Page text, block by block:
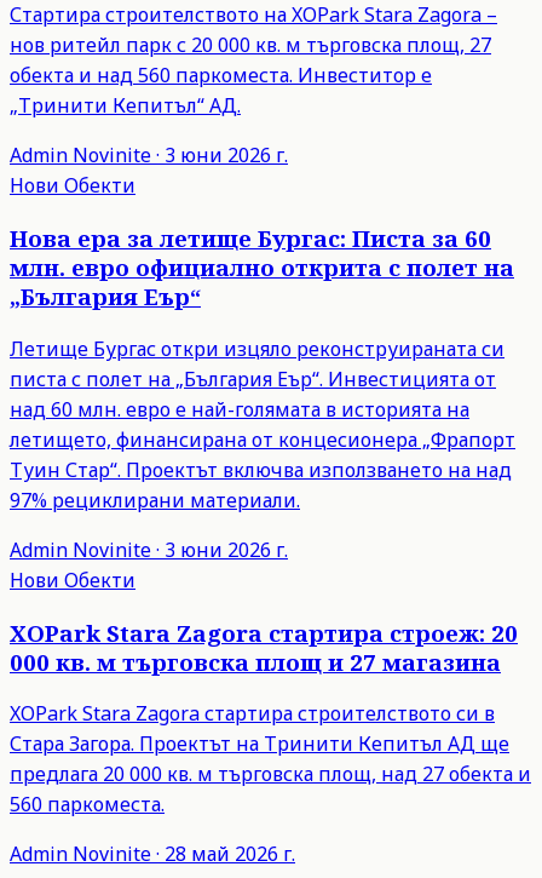
Стартира строителството на XOPark Stara Zagora –
нов ритейл парк с 20 000 кв. м търговска площ, 27
обекта и над 560 паркоместа. Инвеститор е
„Тринити Кепитъл“ АД.
Admin Novinite· 3 юни 2026 г.
Нови Обекти
Нова ера за летище Бургас: Писта за 60
млн. евро официално открита с полет на
„България Еър“
Летище Бургас откри изцяло реконструираната си
писта с полет на „България Еър“. Инвестицията от
над 60 млн. евро е най-голямата в историята на
летището, финансирана от концесионера „Фрапорт
Туин Стар“. Проектът включва използването на над
97% рециклирани материали.
Admin Novinite· 3 юни 2026 г.
Нови Обекти
XOPark Stara Zagora стартира строеж: 20
000 кв. м търговска площ и 27 магазина
XOPark Stara Zagora стартира строителството си в
Стара Загора. Проектът на Тринити Кепитъл АД ще
предлага 20 000 кв. м търговска площ, над 27 обекта и
560 паркоместа.
Admin Novinite· 28 май 2026 г.